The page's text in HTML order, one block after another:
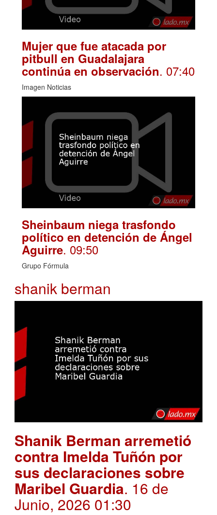
Mujer que fue atacada por
pitbull en Guadalajara
continúa en observación. 07:40
Imagen Noticias
Sheinbaum niega trasfondo
político en detención de Ángel
Aguirre. 09:50
Grupo Fórmula
shanik berman
Shanik Berman arremetió
contra Imelda Tuñón por
sus declaraciones sobre
Maribel Guardia. 16 de
Junio, 2026 01:30